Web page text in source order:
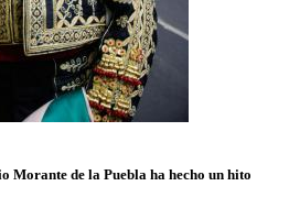
Morante de la Puebla ha hecho un hito